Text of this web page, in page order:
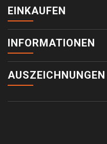
EINKAUFEN
INFORMATIONEN
AUSZEICHNUNGEN